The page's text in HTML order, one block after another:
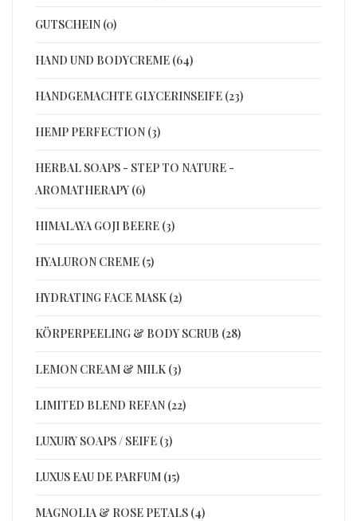
GUTSCHEIN (0)
HAND UND BODYCREME (64)
HANDGEMACHTE GLYCERINSEIFE (23)
HEMP PERFECTION (3)
HERBAL SOAPS - STEP TO NATURE -
AROMATHERAPY (6)
HIMALAYA GOJI BEERE (3)
HYALURON CREME (5)
HYDRATING FACE MASK (2)
KÖRPERPEELING & BODY SCRUB (28)
LEMON CREAM & MILK (3)
LIMITED BLEND REFAN (22)
LUXURY SOAPS / SEIFE (3)
LUXUS EAU DE PARFUM (15)
MAGNOLIA & ROSE PETALS (4)